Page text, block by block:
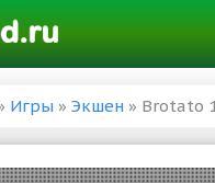
Игры » Экшен » Brotato